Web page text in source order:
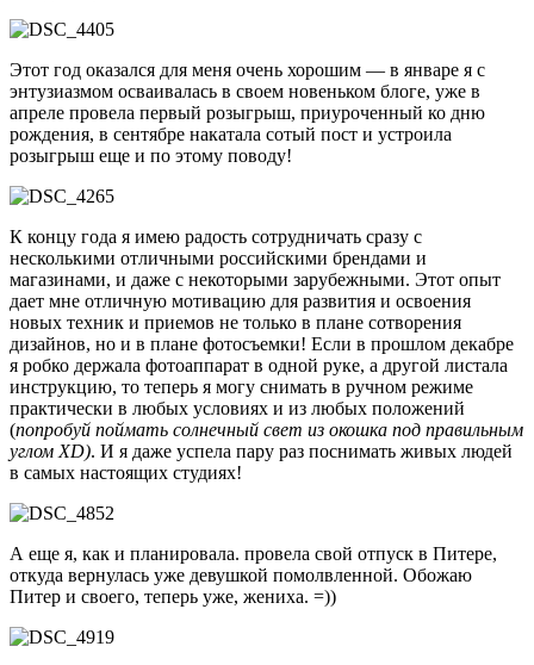
Этот год оказался для меня очень хорошим — в январе я с
энтузиазмом осваивалась в своем новеньком блоге, уже в
апреле провела первый розыгрыш, приуроченный ко дню
рождения, в сентябре накатала сотый пост и устроила
розыгрыш еще и по этому поводу!
К концу года я имею радость сотрудничать сразу с
несколькими отличными российскими брендами и
магазинами, и даже с некоторыми зарубежными. Этот опыт
дает мне отличную мотивацию для развития и освоения
новых техник и приемов не только в плане сотворения
дизайнов, но и в плане фотосъемки! Если в прошлом декабре
я робко держала фотоаппарат в одной руке, а другой листала
инструкцию, то теперь я могу снимать в ручном режиме
практически в любых условиях и из любых положений
(попробуй поймать солнечный свет из окошка под правильным
углом XD). И я даже успела пару раз поснимать живых людей
в самых настоящих студиях!
А еще я, как и планировала. провела свой отпуск в Питере,
откуда вернулась уже девушкой помолвленной. Обожаю
Питер и своего, теперь уже, жениха. =))